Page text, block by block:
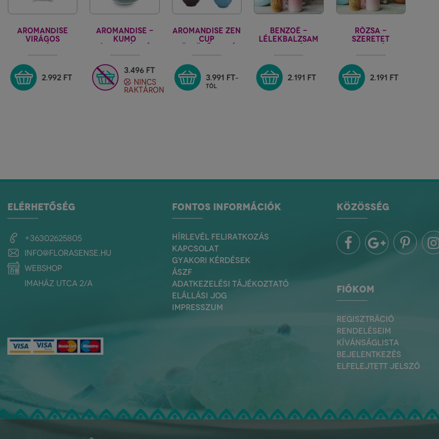
AROMANDISE
VIRÁGOS
FÜSTÖLŐTARTÓ
2.992 FT
AROMANDISE -
KUMO
ÉGETŐ EDÉNY
3.496 FT
NINCS
RAKTÁRON
AROMANDISE ZEN
CUP
"M"
3.991 FT-
tól
BENZOÉ -
LÉLEKBALZSAM
2.191 FT
RÓZSA -
SZERETET
2.191 FT
ELÉRHETŐSÉG
+36302625805
info@florasense.hu
webshop
Imaház utca 2/a
FONTOS INFORMÁCIÓK
HÍRLEVÉL FELIRATKOZÁS
KAPCSOLAT
GYAKORI KÉRDÉSEK
ÁSZF
ADATKEZELÉSI TÁJÉKOZTATÓ
ELÁLLÁSI JOG
IMPRESSZUM
KÖZÖSSÉG
FIÓKOM
REGISZTRÁCIÓ
RENDELÉSEIM
KÍVÁNSÁGLISTA
BEJELENTKEZÉS
ELFELEJTETT JELSZÓ